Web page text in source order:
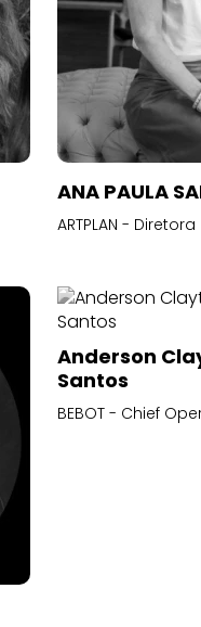
ANA PAULA
ARTPLAN -
Anderson
Santos
BEBOT - Chief